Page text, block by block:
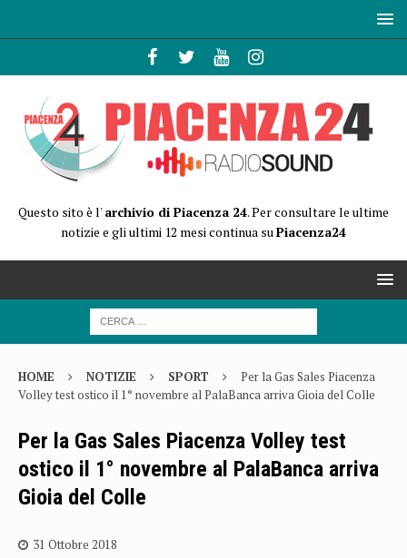
Questo sito è l'archivio di Piacenza 24. Per consultare le ultime
notizie e gli ultimi 12 mesi continua suPiacenza24
HOME NOTIZIE SPORT
Per la Gas Sales Piacenza
Volley test ostico il 1° novembre al PalaBanca arriva Gioia del Colle
Per la Gas Sales Piacenza Volley test
ostico il 1° novembre al PalaBanca arriva
Gioia del Colle
31 Ottobre 2018